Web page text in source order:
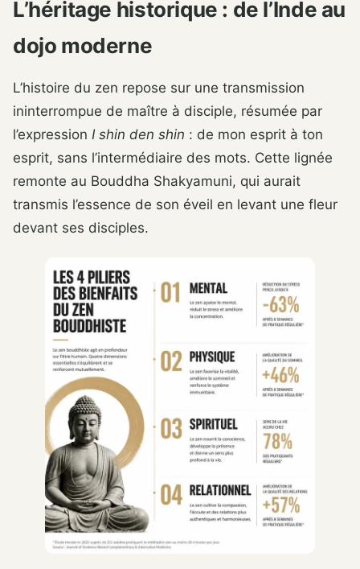
L’héritage historique : de l’Inde au
dojo moderne
L’histoire du zen repose sur une transmission
ininterrompue de maître à disciple, résumée par
l’expression I shin den shin : de mon esprit à ton
esprit, sans l’intermédiaire des mots. Cette lignée
remonte au Bouddha Shakyamuni, qui aurait
transmis l’essence de son éveil en levant une fleur
devant ses disciples.